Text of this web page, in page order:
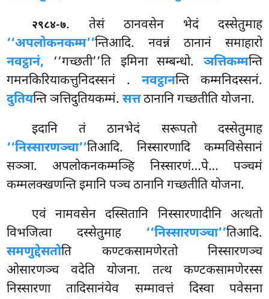
२९८४-७. तेसं ठानवसेन भेदं दस्सेतुमाह
‘‘अपलोकनकम्म’’न्तिआदि. नवन्नं ठानानं समाहारो
नवट्ठानं, ‘‘गच्छती’’ति इमिना सम्बन्धो. ञत्तिकम्मन्ति
गमनकिरियाकत्तुनिदस्सनं . नवट्ठानन्ति कम्मनिदस्सनं.
दुतियन्ति ञत्तिदुतियकम्मं.सत्तठानानि गच्छतीति योजना.
इदानि तं ठानभेदं सरूपतो दस्सेतुमाह
‘‘निस्सारणञ्चा’’तिआदि. निस्सारणादि कम्मविसेसानं
सञ्ञा. अपलोकनकम्मञ्हि निस्सारणं…पे… पञ्चमं
कम्मलक्खणन्ति इमानि पञ्च ठानानि गच्छतीति योजना.
एवं नामवसेन दस्सितानि निस्सारणादीनि अत्थतो
विभजित्वा दस्सेतुमाह ‘‘निस्सारणञ्चा’’तिआदि.
समणुद्देसतोति कण्टकसामणेरतो निस्सारणञ्च
ओसारणञ्च वदेति योजना. तत्थ कण्टकसामणेरस्स
निस्सारणा तादिसानंयेव सम्मावत्तं दिस्वा पवेसना